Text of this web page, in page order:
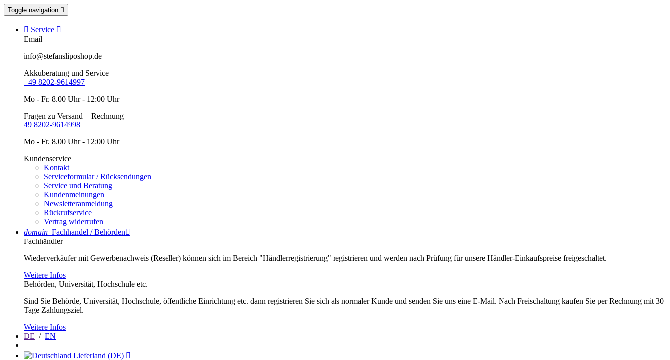
Toggle navigation 
 Service 
Email
info@stefansliposhop.de
Akkuberatung und Service
+49 8202-9614997
Mo - Fr. 8.00 Uhr - 12:00 Uhr
Fragen zu Versand + Rechnung
49 8202-9614998
Mo - Fr. 8.00 Uhr - 12:00 Uhr
Kundenservice
Kontakt
Serviceformular / Rücksendungen
Service und Beratung
Kundenmeinungen
Newsletteranmeldung
Rückrufservice
Vertrag widerrufen
domain Fachhandel / Behörden
Fachhändler
Wiederverkäufer mit Gewerbenachweis (Reseller) können sich im Bereich "Händlerregistrierung" registrieren und werden nach Prüfung für unsere Händler-Einkaufspreise freigeschaltet.
Weitere Infos
Behörden, Universität, Hochschule etc.
Sind Sie Behörde, Universität, Hochschule, öffentliche Einrichtung etc. dann registrieren Sie sich als normaler Kunde und senden Sie uns eine E-Mail. Nach Freischaltung kaufen Sie per Rechnung mit 30
Tage Zahlungsziel.
Weitere Infos
DE / EN
Lieferland (DE) 